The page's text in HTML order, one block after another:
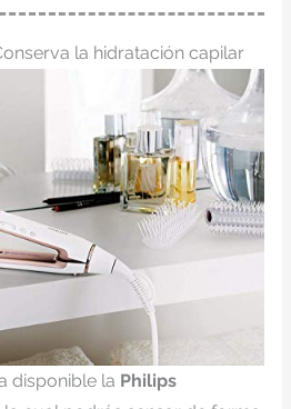
la hidratación capilar
disponible la Philips